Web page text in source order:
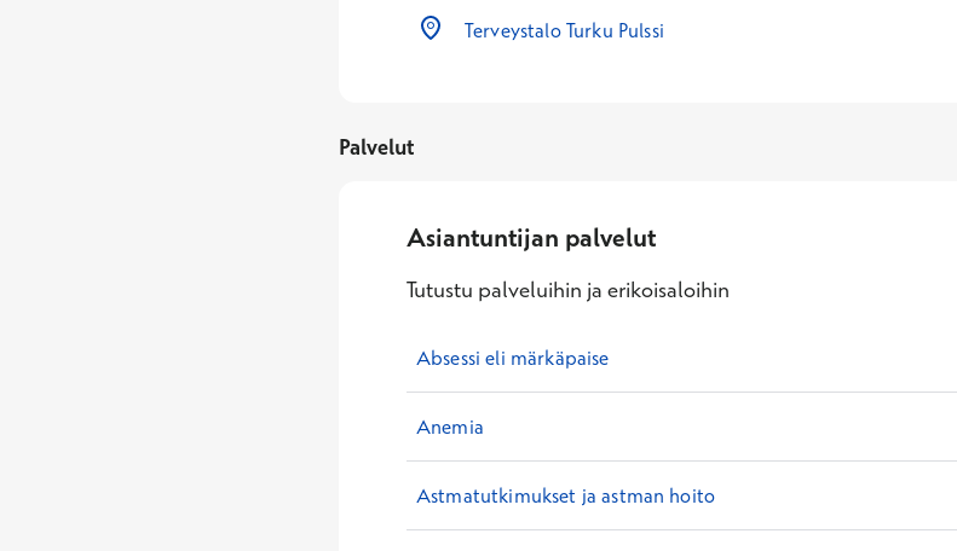
Terveystalo Turku Pulssi
Palvelut
Asiantuntijan palvelut
Tutustu palveluihin ja erikoisaloihin
Absessi eli märkäpaise
Anemia
Astmatutkimukset ja astman hoito